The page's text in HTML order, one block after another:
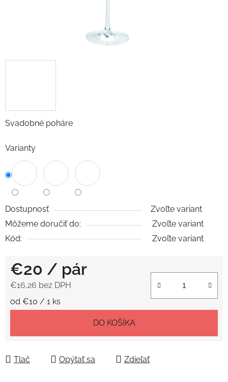
Svadobné poháre
Varianty
Dostupnosť
Zvoľte variant
Môžeme doručiť do:
Zvoľte variant
Kód:
Zvoľte variant
€20 / pár
€16,26 bez DPH
Jednotková cena:
od €10 / 1 ks
DO KOŠÍKA
Tlač Opýtať sa Zdieľať